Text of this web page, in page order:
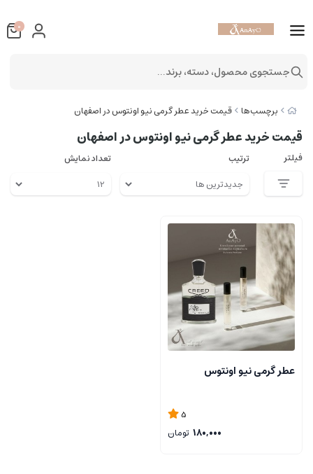
برچسب‌ها قیمت خرید عطر گرمی نیو اونتوس در اصفهان
قیمت خرید عطر گرمی نیو اونتوس در اصفهان
فیلتر ترتیب تعداد نمایش
عطر گرمی نیو اونتوس
5
180,000 تومان
0
جستجوی محصول، دسته، برند...